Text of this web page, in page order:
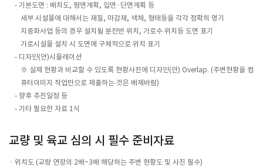
- 기본도면 : 배치도, 평면계획, 입면·단면계획 등
세부 시설물에 대해서는 재질, 마감재, 색채, 형태등을 각각 정확히 명기
지중화사업 등의 경우 설치될 분전반 위치, 가로수 위치등 도면 표기
가로시설물 설치 시 도면에 구체적으로 위치 표기
- 디자인(안)시물레이션
※ 실제 현황과 비교할 수 있도록 현황사진에 디자인(안) Overlap. (주변현황을 컴
퓨터이미지 작업만으로 제출하는 것은 배제바람)
- 향후 추진일정 등
- 기타 필요한 자료 1식
교량 및 육교 심의 시 필수 준비자료
위치도 (교량 연장의 2배~3배 해당하는 주변 현황도 및 사진 필수)